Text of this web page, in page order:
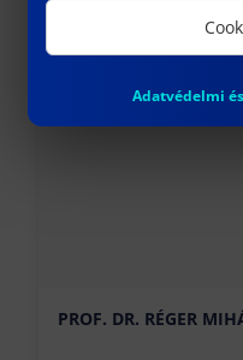
További
PROF. DR. RÉGER
Adatvédelmi